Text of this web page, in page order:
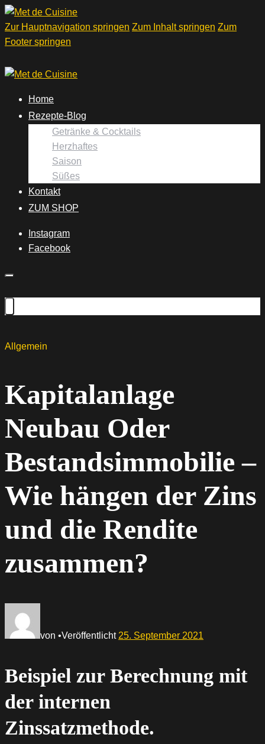
Zur Hauptnavigation springen Zum Inhalt springen Zum
Footer springen
Home
Rezepte-Blog
Getränke & Cocktails
Herzhaftes
Saison
Süßes
Kontakt
ZUM SHOP
Instagram
Facebook
Allgemein
Kapitalanlage
Neubau Oder
Bestandsimmobilie –
Wie hängen der Zins
und die Rendite
zusammen?
von •Veröffentlicht 25. September 2021
Beispiel zur Berechnung mit
der internen
Zinssatzmethode.